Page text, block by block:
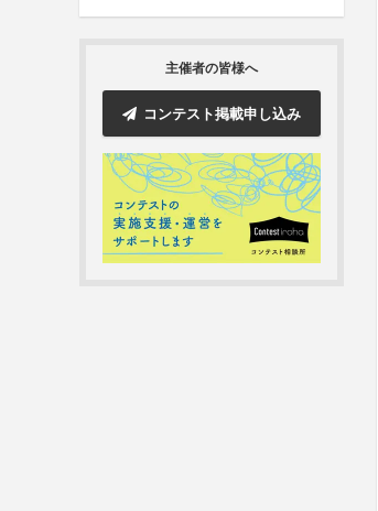
主催者の皆様へ
コンテスト掲載申し込み